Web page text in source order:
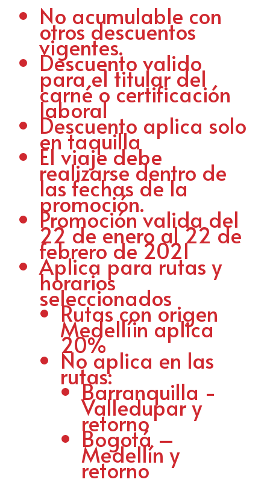
No acumulable con
otros descuentos
vigentes.
Descuento valido
para el titular del
carné o certificación
laboral
Descuento aplica solo
en taquilla
El viaje debe
realizarse dentro de
las fechas de la
promoción.
Promoción valida del
22 de enero al 22 de
febrero de 2021
Aplica para rutas y
horarios
seleccionados
Rutas con origen
Medellíin aplica
20%
No aplica en las
rutas:
Barranquilla -
Valledupar y
retorno
Bogotá –
Medellín y
retorno